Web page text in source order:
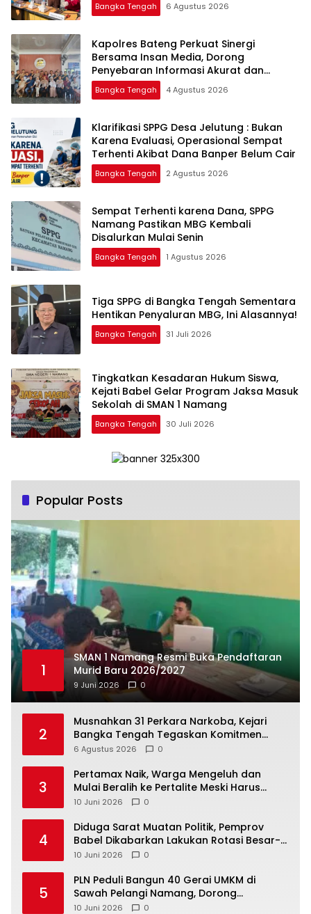
Bangka Tengah 6 Agustus 2026
‎Kapolres Bateng Perkuat Sinergi
Bersama Insan Media, Dorong
Penyebaran Informasi Akurat dan
Layanan Polri 110
Bangka Tengah 4 Agustus 2026
‎Klarifikasi SPPG Desa Jelutung : Bukan
Karena Evaluasi, Operasional Sempat
Terhenti Akibat Dana Banper Belum Cair
Bangka Tengah 2 Agustus 2026
‎Sempat Terhenti karena Dana, SPPG
Namang Pastikan MBG Kembali
Disalurkan Mulai Senin
Bangka Tengah 1 Agustus 2026
‎Tiga SPPG di Bangka Tengah Sementara
Bangka Tengah 31 Juli 2026
Tingkatkan Kesadaran Hukum Siswa,
Kejati Babel Gelar Program Jaksa Masuk
Sekolah di SMAN 1 Namang
Bangka Tengah 30 Juli 2026
Popular Posts
1
SMAN 1 Namang Resmi Buka Pendaftaran
Murid Baru 2026/2027
9 Juni 2026 0
2
Musnahkan 31 Perkara Narkoba, Kejari
Bangka Tengah Tegaskan Komitmen
Berantas Kejahatan Hingga Tuntas
6 Agustus 2026 0
3
‎Pertamax Naik, Warga Mengeluh dan
Mulai Beralih ke Pertalite Meski Harus
10 Juni 2026 0
4
‎Diduga Sarat Muatan Politik, Pemprov
Babel Dikabarkan Lakukan Rotasi Besar-
10 Juni 2026 0
5
‎PLN Peduli Bangun 40 Gerai UMKM di
Sawah Pelangi Namang, Dorong
10 Juni 2026 0